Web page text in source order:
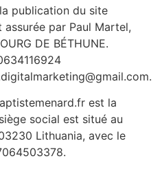
publication du site
par Paul Martel,
DE BÉTHUNE.
est la
social est situé au
Lithuania, avec le